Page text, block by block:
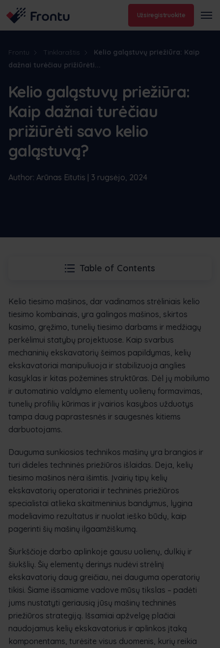
Užsiregistruokite
Frontu Tinklaraštis
Kelio galąstuvų priežiūra: Kaip
dažnai turėčiau prižiūrėti...
Kelio galąstuvų priežiūra:
Kaip dažnai turėčiau
prižiūrėti savo kelio
galąstuvą?
Author: Arūnas Eitutis | 3 rugsėjo, 2024
Table of Contents
Kelio tiesimo mašinos, dar vadinamos strėliniais kelio
tiesimo kombainais, yra galingos mašinos, skirtos
kasimo, gręžimo, tunelių tiesimo darbams ir medžiagų
perkėlimui statybų projektuose. Kaip svarbus
mechaninių ekskavatorių šeimos papildymas, kelių
ekskavatoriai manipuliuoja ir stabilizuoja anglies
kasyklas ir kitas požemines struktūras. Dėl jų mobilumo
ir automatinio valdymo elementų uolienų formavimas,
tunelių profilių kūrimas ir įvairios kasybos užduotys
tampa daug paprastesnės ir saugesnės kitiems
darbuotojams.
Dauguma sunkiosios technikos mašinų yra brangios ir
turi dideles techninės priežiūros išlaidas. Deja, kelių
tiesimo mašinos nėra išimtis. Įvairių tipų kelių
ekskavatorių operatoriai ir techninės priežiūros
specialistai atlieka skaitmeninius bandymus, lygina
modeliavimo rezultatus ir nuolat ieško būdų, kaip
pagerinti šių mašinų ilgaamžiškumą.
Šiurkščioje darbo aplinkoje gausu uolienų, dulkių ir
šiukšlių. Šių elementų derinys nudėvi strėlinį
ekskavatorių daug greičiau, nei dauguma operatorių
tikisi. Šiame išsamiame vadove mūsų tikslas – padėti
jums nustatyti geriausią jūsų mašinų techninės
priežiūros strategiją. Išsamiai apžvelgę plačiai
naudojamus kelių ekskavatorius ir aplinkos įtaką
komponentams, turėsite visus duomenis, kurių reikia